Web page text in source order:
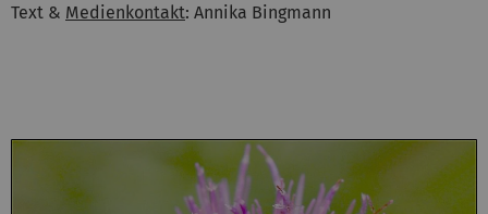
Text & Medienkontakt: Annika Bingmann